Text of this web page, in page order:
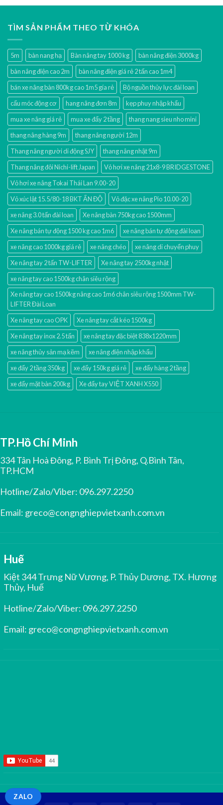
ZALO
TÌM SẢN PHẨM THEO TỪ KHÓA
5m bàn nang hạ Bàn nâng tay 1000 kg
bàn nâng điện 3000kg
bàn nâng điện cao 2m
bàn nâng điện giá rẻ 2 tấn cao 1m4
bán xe nâng bàn 800kg cao 1m5 gía rẻ
Bộ nguồn thủy lực đài loan
cẩu móc động cơ
hang nâng đơn 8m
kẹp phuy nhập khẩu
mua xe nâng giá rẻ
mua xe đẩy 2 tầng
thang nang sieu nho mini
thang nâng hàng 9m
thang nâng người 12m
Thang nâng người di động SJY
thang nâng nhật 9m
Thang nâng đôi Nichi-lift Japan
Vỏ hơi xe nâng 21x8-9 BRIDGESTONE
Vỏ hơi xe nâng Tokai Thái Lan 9.00-20
Vỏ xúc lật 15.5/80-18 BKT ẤN ĐỘ
Vỏ đặc xe nâng Pio 10.00-20
xe nâng 3.0 tấn đài loan
Xe nâng bàn 750kg cao 1500mm
Xe nâng bán tự động 1500 kg cao 1m6
xe nâng bán tự động đài loan
xe nâng cao 1000kg giá rẻ
xe nâng chéo
xe nâng di chuyển phuy
Xe nâng tay 2 tấn TW-LIFTER
Xe nâng tay 2500kg nhật
xe nâng tay cao 1500kg chân siêu rộng
Xe nâng tay cao 1500kg nâng cao 1m6 chân siêu rộng 1500mm TW-
LIFTER Đài Loan
Xe nâng tay cao OPK
Xe nâng tay cắt kéo 1500kg
Xe nâng tay inox 2.5 tấn
xe nâng tay đặc biệt 838x1220mm
xe nâng thủy sản mạ kẽm
xe nâng điện nhập khấu
xe đẩy 2 tầng 350kg
xe đẩy 150kg giá rẻ
xe đẩy hàng 2 tầng
xe đẩy mặt bàn 200kg
Xe đẩy tay VIỆT XANH X550
TP.Hồ Chí Minh
334 Tân Hoà Đông, P. Bình Trị Đông, Q.Bình Tân,
TP.HCM
Hotline/Zalo/Viber: 096.297.2250
Email: greco@congnghiepvietxanh.com.vn
Huế
Kiệt 344 Trưng Nữ Vương, P. Thủy Dương, TX. Hương
Thủy, Huế
Hotline/Zalo/Viber: 096.297.2250
Email: greco@congnghiepvietxanh.com.vn